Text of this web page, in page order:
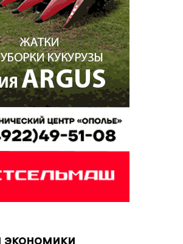
экономики